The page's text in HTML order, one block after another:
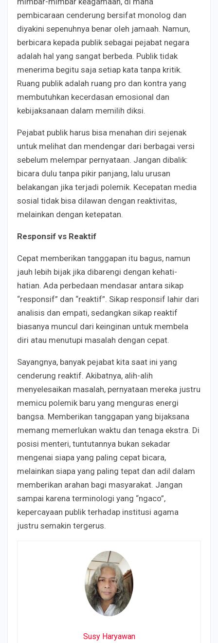
pembicaraan cenderung bersifat monolog dan
diyakini sepenuhnya benar oleh jamaah. Namun,
berbicara kepada publik sebagai pejabat negara
adalah hal yang sangat berbeda. Publik tidak
menerima begitu saja setiap kata tanpa kritik.
Ruang publik adalah ruang pro dan kontra yang
membutuhkan kecerdasan emosional dan
kebijaksanaan dalam memilih diksi.
Pejabat publik harus bisa menahan diri sejenak
untuk melihat dan mendengar dari berbagai versi
sebelum melempar pernyataan. Jangan dibalik:
bicara dulu tanpa pikir panjang, lalu urusan
belakangan jika terjadi polemik. Kecepatan media
sosial tidak bisa dilawan dengan reaktivitas,
melainkan dengan ketepatan.
Responsif vs Reaktif
Cepat memberikan tanggapan itu bagus, namun
jauh lebih bijak jika dibarengi dengan kehati-
hatian. Ada perbedaan mendasar antara sikap
“responsif” dan “reaktif”. Sikap responsif lahir dari
analisis dan empati, sedangkan sikap reaktif
biasanya muncul dari keinginan untuk membela
diri atau menutupi masalah dengan cepat.
Sayangnya, banyak pejabat kita saat ini yang
cenderung reaktif. Akibatnya, alih-alih
menyelesaikan masalah, pernyataan mereka justru
memicu polemik baru yang menguras energi
bangsa. Memberikan tanggapan yang bijaksana
memang memerlukan waktu dan tenaga ekstra. Di
posisi menteri, tuntutannya bukan sekadar
mengenai siapa yang paling cepat bicara,
melainkan siapa yang paling tepat dan adil dalam
memberikan arahan bagi masyarakat. Jangan
sampai karena terminologi yang “ngaco”,
kepercayaan publik terhadap institusi agama
justru semakin tergerus.
Susy Haryawan